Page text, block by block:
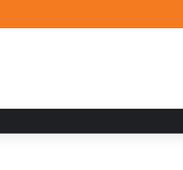
en el MUTVI 2026